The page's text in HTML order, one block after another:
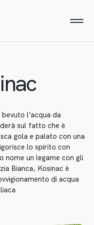
l’acqua da
sul fatto che è
gola e palato con una
lo spirito con
nome un legame con gli
Bianca, Kosinac è
di acqua